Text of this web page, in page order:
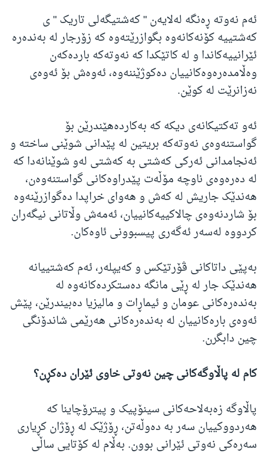
ئەم نەوتە ڕەنگە لەلایەن " کەشتیگەلی تاریک " ی
کەشتییە کۆنەکانەوە بگوازرێتەوە کە زۆرجار لە بەندەرە
ئێرانییەکاندا و لە کاتێکدا کە نەوتەکە باردەکەن
وەڵامدەرەوەکانییان دەکوژێننەوە، ئەوەش بۆ ئەوەی
نەزانرێت لە کوێن.
ئەو تەکتیکانەی دیکە کە بەکاردەهێندرێن بۆ
گواستنەوەی نەوتەکە بریتین لە پێدانی شوێنی ساختە و
ئەنجامدانی ئەرکی کەشتی بە کەشتی لەو شوێنانەدا کە
لە دەرەوەی ناوچە مۆڵەت پێدراوەکانی گواستنەوەن،
هەندێک جاریش لە کەش و هەوای خراپدا دەگوازرێنەوە
بۆ شاردنەوەی چالاکییەکانییان، ئەمەش وڵاتانی نیگەران
کردووە لەسەر ئەگەری پیسبوونی ئاوەکان.
بەپێی داتاکانی ڤۆرتێکس و کەیپلەر، ئەم کەشتییانە
هەندێک جار لە ڕێی مانگە دەستکردەکانەوە لە
بەندەرەکانی عومان و ئیماڕات و مالیزیا دەبیندرێن، پێش
ئەوەی بارەکانییان لە بەندەرەکانی هەرێمی شاندۆنگی
چین دابگرن.
کام لە پاڵاوگەکانی چین نەوتی خاوی ئێران دەکڕن؟
پاڵاوگە زەبەلاحەکانی سینۆپیک و پیترۆچاینا کە
هەردووکییان سەر بە دەوڵەتن، ڕۆژێک لە ڕۆژان کڕیاری
سەرەکی نەوتی ئێرانی بوون. بەڵام لە کۆتایی ساڵی